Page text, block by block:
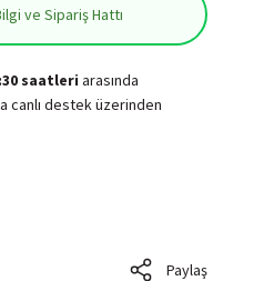
ve Sipariş Hattı
saatleriarasında
canlı destek üzerinden
Paylaş